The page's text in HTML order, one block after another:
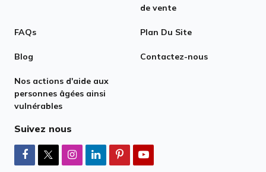
de vente
FAQs Plan Du Site
Blog Contactez-nous
Nos actions d'aide aux
personnes âgées ainsi
vulnérables
Suivez nous